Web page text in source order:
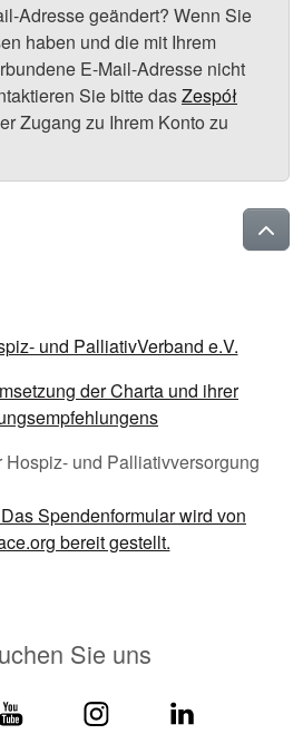
Adresse geändert? Wenn Sie
haben und die mit Ihrem
E-Mail-Adresse nicht
Sie bitte dasZespół
Zugang zu Ihrem Konto zu
und Palliativversorgung
Sie uns